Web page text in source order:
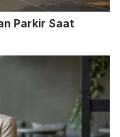
Parkir Saat